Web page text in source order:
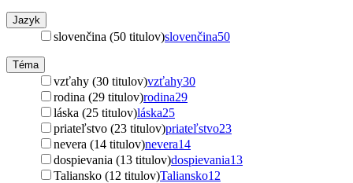
Jazyk
slovenčina (50 titulov)slovenčina50
Téma
vzťahy (30 titulov)vzťahy30
rodina (29 titulov)rodina29
láska (25 titulov)láska25
priateľstvo (23 titulov)priateľstvo23
nevera (14 titulov)nevera14
dospievania (13 titulov)dospievania13
Taliansko (12 titulov)Taliansko12